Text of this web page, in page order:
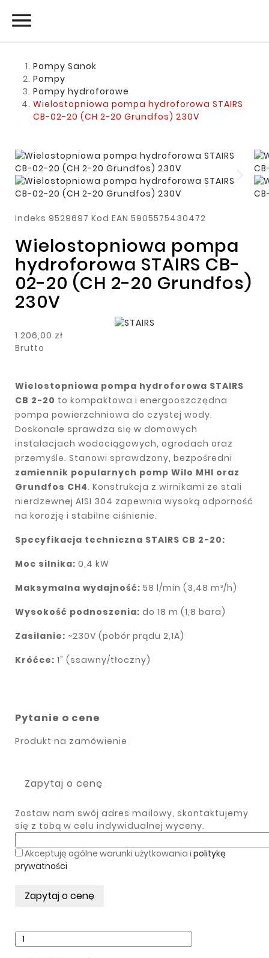

Pompy Sanok
Pompy
Pompy hydroforowe
Wielostopniowa pompa hydroforowa STAIRS
CB-02-20 (CH 2-20 Grundfos) 230V
Indeks 9529697 Kod EAN 5905575430472
Wielostopniowa pompa
hydroforowa STAIRS CB-
02-20 (CH 2-20 Grundfos)
230V
1 206,00 zł
Brutto
Wielostopniowa pompa hydroforowa STAIRS
CB 2-20 to kompaktowa i energooszczędna
pompa powierzchniowa do czystej wody.
Doskonale sprawdza się w domowych
instalacjach wodociągowych, ogrodach oraz
przemyśle. Stanowi sprawdzony, bezpośredni
zamiennik popularnych pomp Wilo MHI oraz
Grundfos CH4. Konstrukcja z wirnikami ze stali
nierdzewnej AISI 304 zapewnia wysoką odporność
na korozję i stabilne ciśnienie.
Specyfikacja techniczna STAIRS CB 2-20:
Moc silnika: 0,4 kW
Maksymalna wydajność: 58 l/min (3,48 m³/h)
Wysokość podnoszenia: do 18 m (1,8 bara)
Zasilanie: ~230V (pobór prądu 2,1A)
Króćce: 1" (ssawny/tłoczny)
Pytanie o cene
Produkt na zamówienie
Zapytaj o cenę
Zostaw nam swój adres mailowy, skontaktujemy
się z tobą w celu indywidualnej wyceny.
Akceptuję ogólne warunki użytkowania i politykę
prywatności